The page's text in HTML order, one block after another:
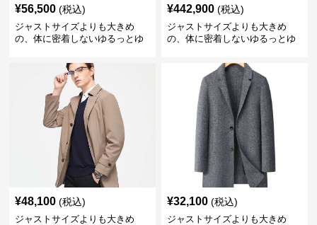
¥56,500 (税込)
ジャストサイズよりも大きめ
の、体に密着しないゆるっとゆ
ゆったりシルエットのロングコ
¥442,900 (税込)
ジャストサイズよりも大きめ
の、体に密着しないゆるっとゆ
余裕のあるロングトレンチコー
¥48,100 (税込)
ジャストサイズよりも大きめ
¥32,100 (税込)
ジャストサイズよりも大きめ